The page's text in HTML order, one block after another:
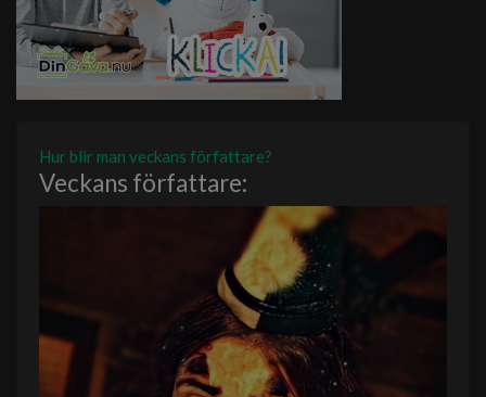
Hur blir man veckans författare?
Veckans författare: